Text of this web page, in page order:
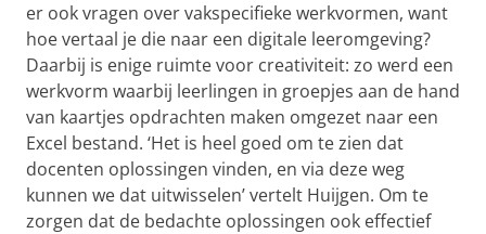
er ook vragen over vakspecifieke werkvormen, want
hoe vertaal je die naar een digitale leeromgeving?
Daarbij is enige ruimte voor creativiteit: zo werd een
werkvorm waarbij leerlingen in groepjes aan de hand
van kaartjes opdrachten maken omgezet naar een
Excel bestand. ‘Het is heel goed om te zien dat
docenten oplossingen vinden, en via deze weg
kunnen we dat uitwisselen’ vertelt Huijgen. Om te
zorgen dat de bedachte oplossingen ook effectief